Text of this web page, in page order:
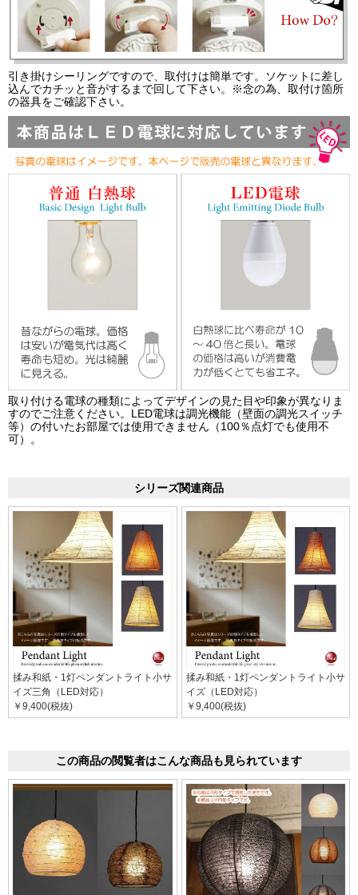
引き掛けシーリングですので、取付けは簡単です。ソケットに差し
込んでカチッと音がするまで回して下さい。※念の為、取付け箇所
の器具をご確認下さい。
取り付ける電球の種類によってデザインの見た目や印象が異なりま
すのでご注意ください。LED電球は調光機能（壁面の調光スイッチ
等）の付いたお部屋では使用できません（100％点灯でも使用不
可）。
シリーズ関連商品
揉み和紙・1灯ペンダントライト小サ
イズ三角（LED対応）
￥9,400(税抜)
揉み和紙・1灯ペンダントライト小サ
イズ（LED対応）
￥9,400(税抜)
この商品の閲覧者はこんな商品も見られています